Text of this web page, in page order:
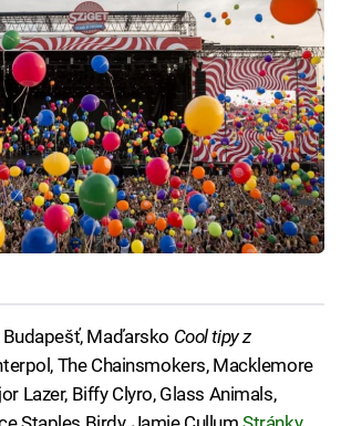
Maďarsko Cool tipy z
The Chainsmokers, Macklemore
Lazer, Biffy Clyro, Glass Animals,